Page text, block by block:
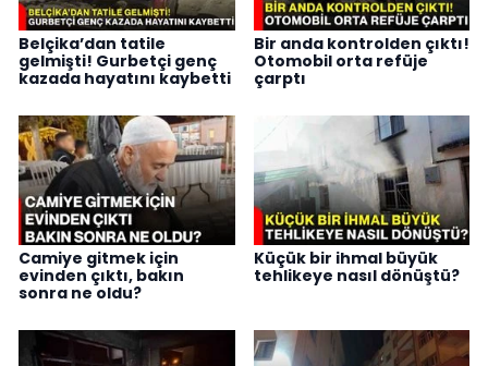
Belçika’dan tatile
gelmişti! Gurbetçi genç
kazada hayatını kaybetti
Bir anda kontrolden çıktı!
Otomobil orta refüje
çarptı
Camiye gitmek için
evinden çıktı, bakın
sonra ne oldu?
Küçük bir ihmal büyük
tehlikeye nasıl dönüştü?